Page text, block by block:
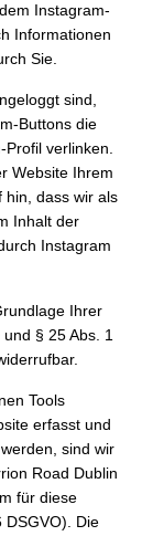
Instagram-
Informationen
Sie.
sind,
Buttons die
Profil verlinken.
Website Ihrem
hin, dass wir als
Inhalt der
Instagram
Ihrer
und § 25 Abs. 1
Tools
erfasst und
sind wir
Road Dublin
für diese
DSGVO). Die